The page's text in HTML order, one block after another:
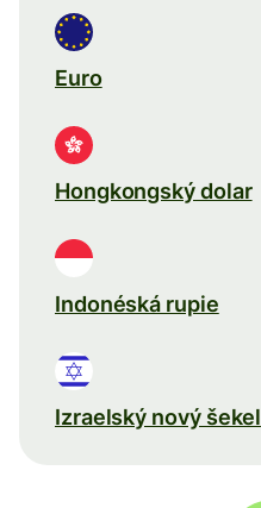
Euro
Hongkongský dolar
Indonéská rupie
Izraelský nový šekel